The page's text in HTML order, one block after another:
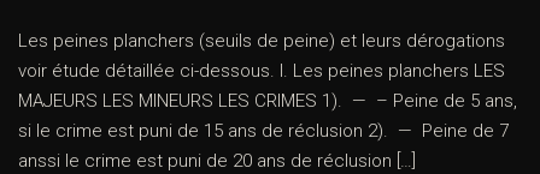
Les peines planchers (seuils de peine) et leurs dérogations
voir étude détaillée ci-dessous. I. Les peines planchers LES
MAJEURS LES MINEURS LES CRIMES 1). — – Peine de 5 ans,
si le crime est puni de 15 ans de réclusion 2). — Peine de 7
anssi le crime est puni de 20 ans de réclusion […]